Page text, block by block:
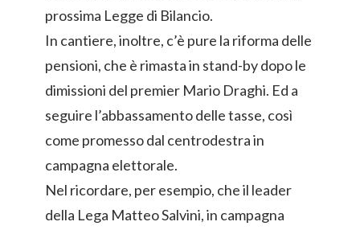
prossima Legge di Bilancio.
In cantiere, inoltre, c’è pure la riforma delle
pensioni, che è rimasta in stand-by dopo le
dimissioni del premier Mario Draghi. Ed a
seguire l’abbassamento delle tasse, così
come promesso dal centrodestra in
campagna elettorale.
Nel ricordare, per esempio, che il leader
della Lega Matteo Salvini, in campagna